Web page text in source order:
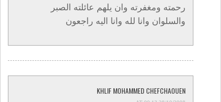
رحمته ومغفرته وان يلهم عائلته الصبر
والسلوان وانا لله وانا اليه راجعون
KHLIF MOHAMMED CHEFCHAOUEN